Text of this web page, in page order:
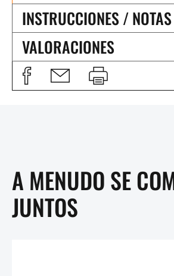
INSTRUCCIONES / NOTAS
VALORACIONES
A MENUDO SE
JUNTOS